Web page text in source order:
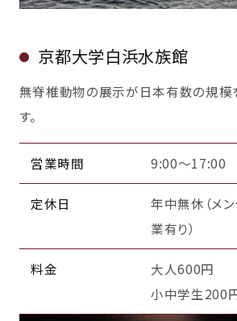
京都大学白浜水族館
無脊椎動物の展示が日本有数の規模
す。
営業時間 9:00～17:00
定休日
年中無休（メ
業有り）
料金
大人600円
小中学生200